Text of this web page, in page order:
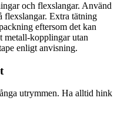
och flexslangar. Använd
flexslangar. Extra tätning
eftersom det kan
metall-kopplingar utan
enligt anvisning.
utrymmen. Ha alltid hink